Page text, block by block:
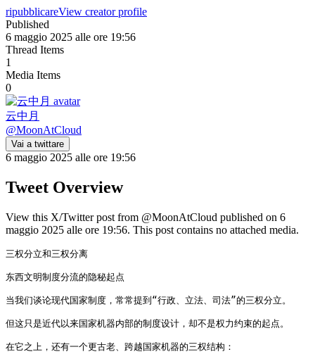
ripubblicareView creator profile
Published
6 maggio 2025 alle ore 19:56
Thread Items
1
Media Items
0
云中月
@MoonAtCloud
Vai a twittare
6 maggio 2025 alle ore 19:56
Tweet Overview
View this X/Twitter post from @MoonAtCloud published on 6
maggio 2025 alle ore 19:56. This post contains no attached media.
三权分立和三权分离
东西文明制度分流的隐秘起点
当我们谈论现代国家制度，常常提到“行政、立法、司法”的三权分立。
但这只是近代以来国家机器内部的制度设计，却不是权力约束的起点。
在它之上，还有一个更古老、跨越国家机器的三权结构：